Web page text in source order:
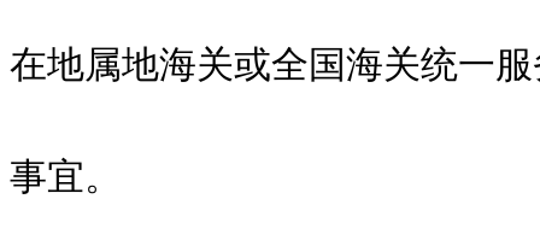
在地属地海关或全国海关统一
事宜。